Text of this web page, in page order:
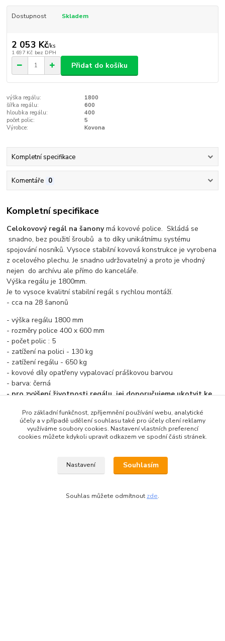
Dostupnost Skladem
2 053 Kč/ks
1 697 Kč bez DPH
Přidat do košíku
výška regálu:
1800
šířka regálu:
600
hloubka regálu:
400
počet polic:
5
Výrobce:
Kovona
Kompletní specifikace
Komentáře 0
Kompletní specifikace
Celokovový regál na šanonymá kovové police. Skládá se
snadno, bez použití šroubů a to díky unikátnímu systému
spojování nosníků. Vysoce stabilní kovová konstrukce je vyrobena
z ocelového plechu. Je snadno udržovatelný a proto je vhodný
nejen do archívu ale přímo do kanceláře.
Výška regálu je 1800mm.
Je to vysoce kvalitní stabilní regál s rychlou montáží.
- cca na 28 šanonů
- výška regálu 1800 mm
- rozměry police 400 x 600 mm
- počet polic : 5
- zatížení na polici - 130 kg
- zatížení regálu - 650 kg
- kovové díly opatřeny vypalovací práškovou barvou
- barva: černá
- pro zvýšení životnosti regálu, jej doporučujeme ukotvit ke
- DLE BEZPEČNOSTNÍCH PŘEDPISŮ DOPORUČUJEME
REGÁLY OD 180 CM UKOTVIT
Zboží zařazeno v kategoriích
Pro základní funkčnost, zpříjemnění používání webu, analytické
účely a v případě udělení souhlasu také pro účely cílení reklamy
využíváme soubory cookies. Nastavení vlastních preferencí
cookies můžete kdykoli upravit odkazem ve spodní části stránek.
Nastavení Souhlasím
Souhlas můžete odmítnout zde.